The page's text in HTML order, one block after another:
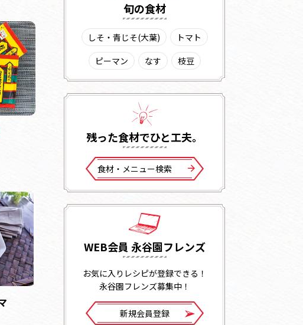
旬の⾷材
しそ・青じそ(大葉)
トマト
ピーマン
なす 枝豆
残った⾷材でひと⼯夫。
⾷材・メニュー検索
WEB会員 永谷園フレンズ
お気に入りレシピが登録できる！
永谷園フレンズ募集中！
新規会員登録